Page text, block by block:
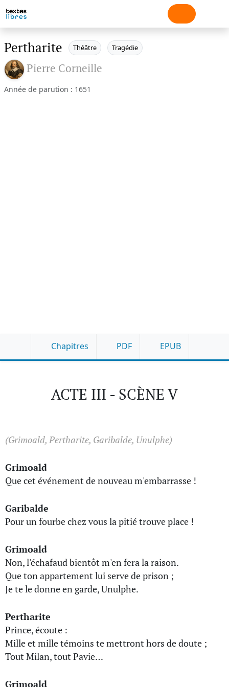
Pertharite Théâtre Tragédie
Pierre Corneille
Année de parution : 1651
Chapitres PDF EPUB
ACTE III - SCÈNE V
(Grimoald, Pertharite, Garibalde, Unulphe)
Grimoald
Que cet événement de nouveau m'embarrasse !
Garibalde
Pour un fourbe chez vous la pitié trouve place !
Grimoald
Non, l'échafaud bientôt m'en fera la raison.
Que ton appartement lui serve de prison ;
Je te le donne en garde, Unulphe.
Pertharite
Prince, écoute :
Mille et mille témoins te mettront hors de doute ;
Tout Milan, tout Pavie…
Grimoald